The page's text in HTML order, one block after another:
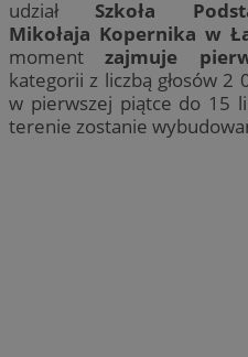
udział Szkoła
Mikołaja Kopernika w
moment zajmuje
kategorii z liczbą głosów 2
w pierwszej piątce do 15
terenie zostanie